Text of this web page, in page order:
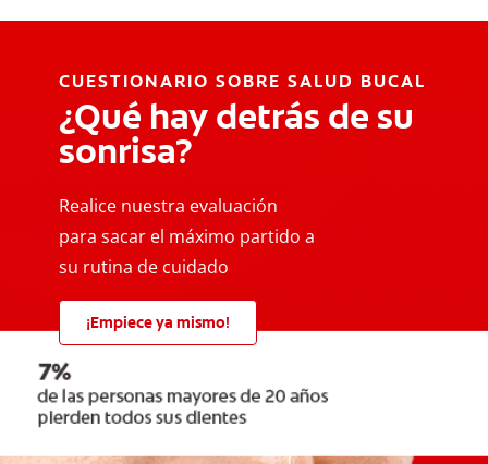
CUESTIONARIO SOBRE SALUD BUCAL
¿Qué hay detrás de su
sonrisa?
Realice nuestra evaluación
para sacar el máximo partido a
su rutina de cuidado
¡Empiece ya mismo!